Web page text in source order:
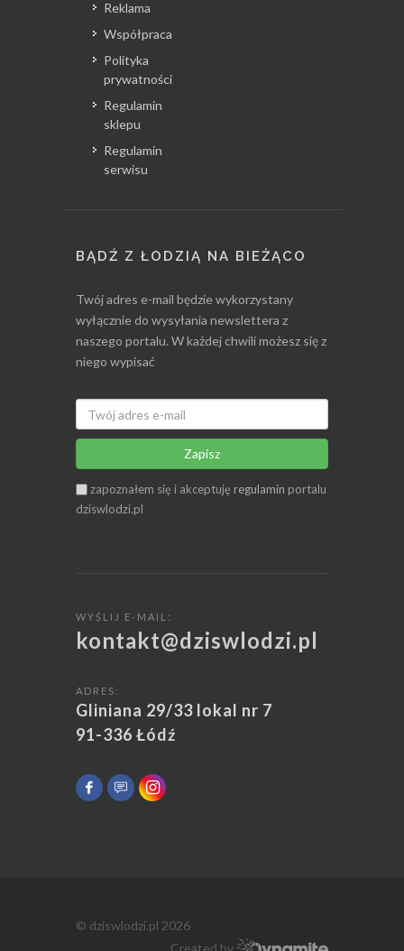
Reklama
Współpraca
Polityka
prywatności
Regulamin
sklepu
Regulamin
serwisu
BĄDŹ Z ŁODZIĄ NA BIEŻĄCO
Twój adres e-mail będzie wykorzystany
wyłącznie do wysyłania newslettera z
naszego portalu. W każdej chwili możesz się z
niego wypisać
Zapisz
zapoznałem się i akceptuję regulamin portalu
dziswlodzi.pl
WYŚLIJ E-MAIL:
kontakt@dziswlodzi.pl
ADRES:
Gliniana 29/33 lokal nr 7
91-336 Łódź
© dziswlodzi.pl 2026